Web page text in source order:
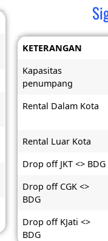
KETERANGAN
Kapasitas
penumpang
Rental Dalam Kota
Rental Luar Kota
Drop off JKT <> BDG
Drop off CGK <>
BDG
Drop off KJati <>
BDG